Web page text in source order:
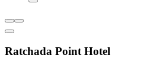
Ratchada Point Hotel